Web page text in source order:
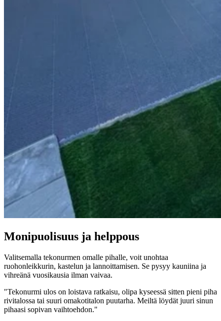
Monipuolisuus ja helppous
Valitsemalla tekonurmen omalle pihalle, voit unohtaa
ruohonleikkurin, kastelun ja lannoittamisen. Se pysyy kauniina ja
vihreänä vuosikausia ilman vaivaa.
"Tekonurmi ulos on loistava ratkaisu, olipa kyseessä sitten pieni piha
rivitalossa tai suuri omakotitalon puutarha. Meiltä löydät juuri sinun
pihaasi sopivan vaihtoehdon."